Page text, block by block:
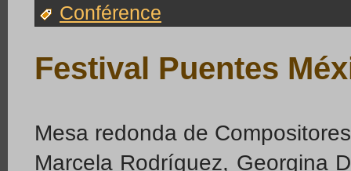
Conférence
Festival Puentes
Mesa redonda de
Marcela Rodríguez, Georgina